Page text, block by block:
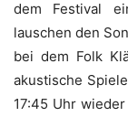
dem Festival
lauschen den
bei dem Folk
akustische
17:45 Uhr